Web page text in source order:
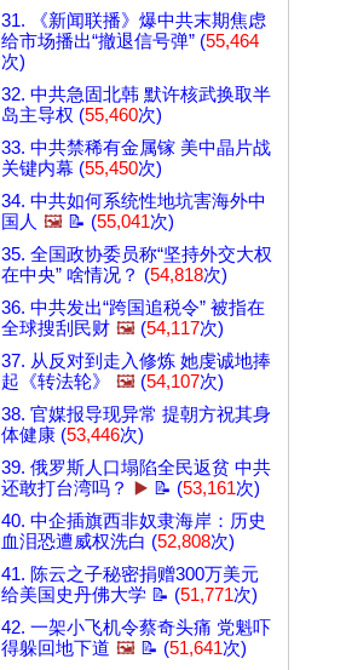
31. 《新闻联播》爆中共末期焦虑
给市场播出“撤退信号弹” (55,464
次)
32. 中共急固北韩 默许核武换取半
岛主导权 (55,460次)
33. 中共禁稀有金属镓 美中晶片战
关键内幕 (55,450次)
34. 中共如何系统性地坑害海外中
国人 🖼️ 📝 (55,041次)
35. 全国政协委员称“坚持外交大权
在中央” 啥情况？ (54,818次)
36. 中共发出“跨国追税令” 被指在
全球搜刮民财 🖼️ (54,117次)
37. 从反对到走入修炼 她虔诚地捧
起《转法轮》
🖼️ (54,107次)
38. 官媒报导现异常 提朝方祝其身
体健康 (53,446次)
39. 俄罗斯人口塌陷全民返贫 中共
还敢打台湾吗？
▶️ 📝 (53,161次)
40. 中企插旗西非奴隶海岸：历史
血泪恐遭威权洗白 (52,808次)
41. 陈云之子秘密捐赠300万美元
给美国史丹佛大学 📝 (51,771次)
42. 一架小飞机令蔡奇头痛 党魁吓
得躲回地下道 🖼️ 📝 (51,641次)